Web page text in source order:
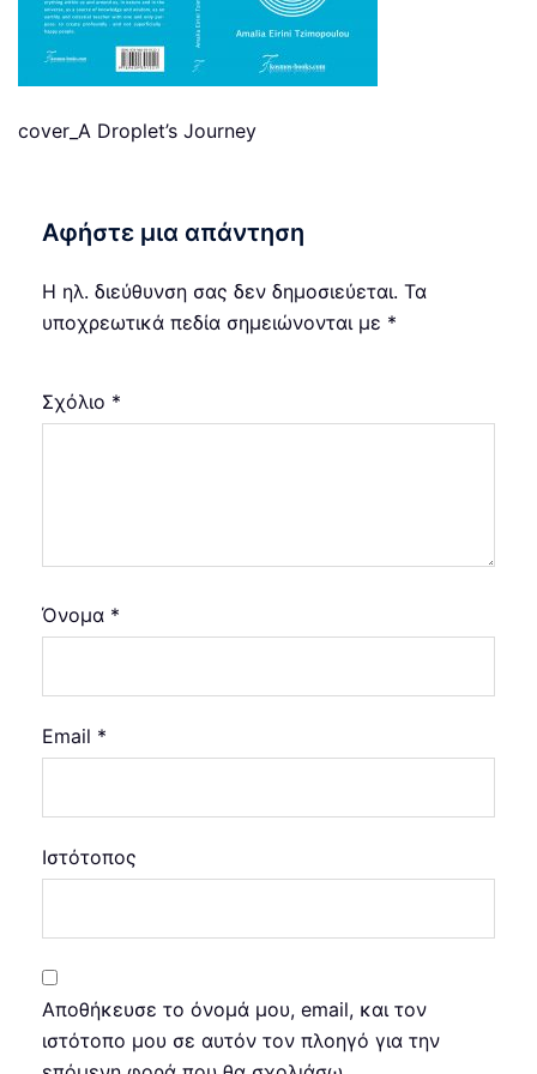
cover_A Droplet’s Journey
Αφήστε μια απάντηση
Η ηλ. διεύθυνση σας δεν δημοσιεύεται. Τα
υποχρεωτικά πεδία σημειώνονται με *
Σχόλιο *
Όνομα *
Email *
Ιστότοπος
Αποθήκευσε το όνομά μου, email, και τον
ιστότοπο μου σε αυτόν τον πλοηγό για την